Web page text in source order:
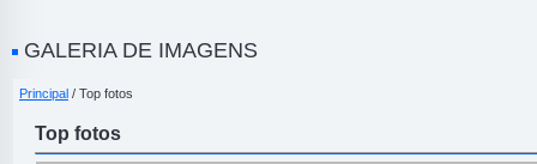
GALERIA DE IMAGENS
Principal / Top fotos
Top fotos